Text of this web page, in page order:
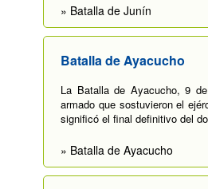
» Batalla de Junín
Batalla de Ayacucho
La Batalla de Ayacucho, 9
armado que sostuvieron el
significó el final definitivo del
» Batalla de Ayacucho